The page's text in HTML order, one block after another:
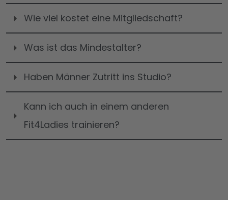
Wie viel kostet eine Mitgliedschaft?
Was ist das Mindestalter?
Haben Männer Zutritt ins Studio?
Kann ich auch in einem anderen
Fit4Ladies trainieren?